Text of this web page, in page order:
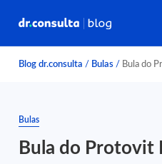
Blog dr.consulta / Bulas / Bula do
Bulas
Bula do Protovit